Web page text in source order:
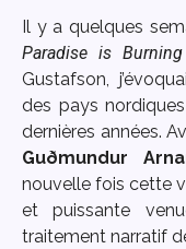
Il y a quelques
Paradise is Burning
Gustafson,
des pays
dernières années.
Guðmundur
nouvelle fois cette
et puissante
traitement narratif